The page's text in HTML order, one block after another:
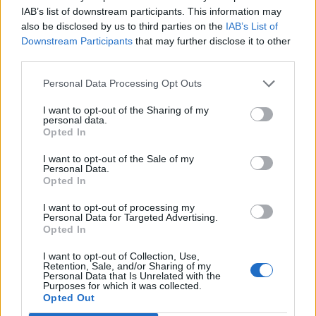
IAB’s list of downstream participants. This information may
also be disclosed by us to third parties on the IAB’s List of
Downstream Participants that may further disclose it to other
Personal Data Processing Opt Outs
I want to opt-out of the Sharing of my
personal data.
Opted In
I want to opt-out of the Sale of my
Personal Data.
Opted In
I want to opt-out of processing my
Personal Data for Targeted Advertising.
Opted In
I want to opt-out of Collection, Use,
Retention, Sale, and/or Sharing of my
Personal Data that Is Unrelated with the
Purposes for which it was collected.
Opted Out
αγώνα, τους αφανείς ήρωες, που ξύπνησαν από
νωρίς και παρευρέθηκαν στο σημείο για να
βρίσκονται σε κάθε διασταύρωση, στα σημεία
ανεφοδιασμού, στην εκκίνηση και τον
χρειαζόταν.
χορηγούς που, παρά τις δυσκολίες της εποχής,
βοήθησαν καθοριστικά και κυρίως :
Την Cosmote
Toν Κ. Παναγιώτη Δρούσια Γεωργικά Προϊόντα
Και την Ηπειρωτική Βιομηχανία Εμφιαλώσεων
Α.Ε. (Βίκος Α.Ε.)